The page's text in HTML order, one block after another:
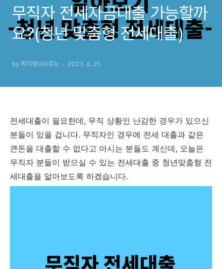
무직자 전세자금대출 가능할까
요?(청년 맞춤형 전세대출)
by 복지쟁이브루노 2023. 6. 21.
전세대출이 필요한데, 무직 상황인 난감한 경우가 있으신
분들이 있을 겁니다. 무직자인 경우에 전세 대출과 같은
큰돈을 대출할 수 없다고 아시는 분들도 계신데, 오늘은
무직자 분들이 받으실 수 있는 전세대출 중 청년맞춤형 전
세대출을 알아보도록 하겠습니다.